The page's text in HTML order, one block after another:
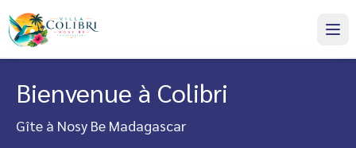
Bienvenue à Colibri
Gîte à Nosy Be Madagascar